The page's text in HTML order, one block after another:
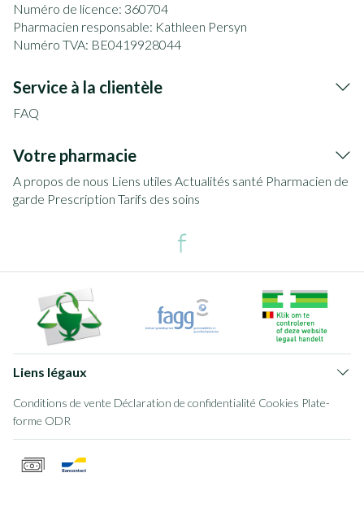
Numéro de licence: 360704
Pharmacien responsable: Kathleen Persyn
Numéro TVA: BE0419928044
Service à la clientèle
FAQ
Votre pharmacie
A propos de nous Liens utiles Actualités santé Pharmacien de
garde Prescription Tarifs des soins
Liens légaux
Conditions de vente Déclaration de confidentialité Cookies Plate-
forme ODR